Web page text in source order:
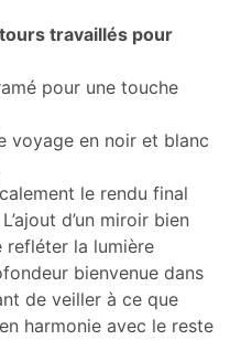
travaillés pour
pour une touche
voyage en noir et blanc
le rendu final
d’un miroir bien
refléter la lumière
bienvenue dans
de veiller à ce que
harmonie avec le reste